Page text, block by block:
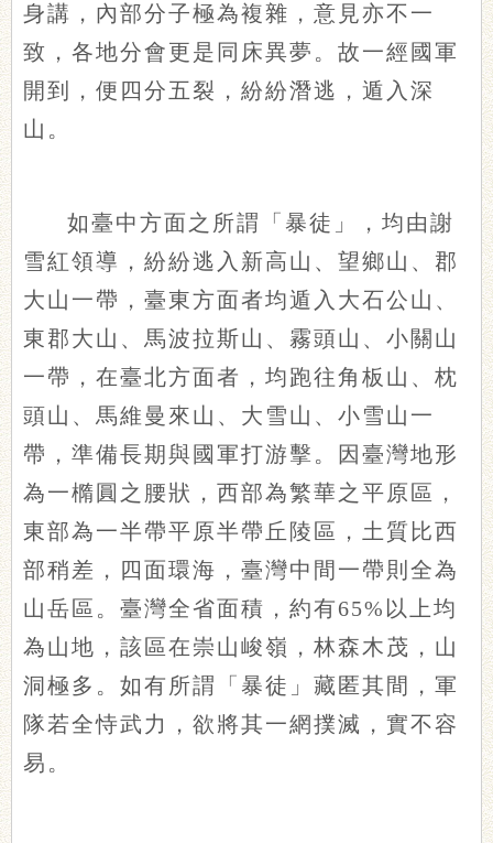
身講，內部分子極為複雜，意見亦不一
致，各地分會更是同床異夢。故一經國軍
開到，便四分五裂，紛紛潛逃，遁入深
山。
如臺中方面之所謂「暴徒」，均由謝
雪紅領導，紛紛逃入新高山、望鄉山、郡
大山一帶，臺東方面者均遁入大石公山、
東郡大山、馬波拉斯山、霧頭山、小關山
一帶，在臺北方面者，均跑往角板山、枕
頭山、馬維曼來山、大雪山、小雪山一
帶，準備長期與國軍打游擊。因臺灣地形
為一橢圓之腰狀，西部為繁華之平原區，
東部為一半帶平原半帶丘陵區，土質比西
部稍差，四面環海，臺灣中間一帶則全為
山岳區。臺灣全省面積，約有65%以上均
為山地，該區在崇山峻嶺，林森木茂，山
洞極多。如有所謂「暴徒」藏匿其間，軍
隊若全恃武力，欲將其一網撲滅，實不容
易。